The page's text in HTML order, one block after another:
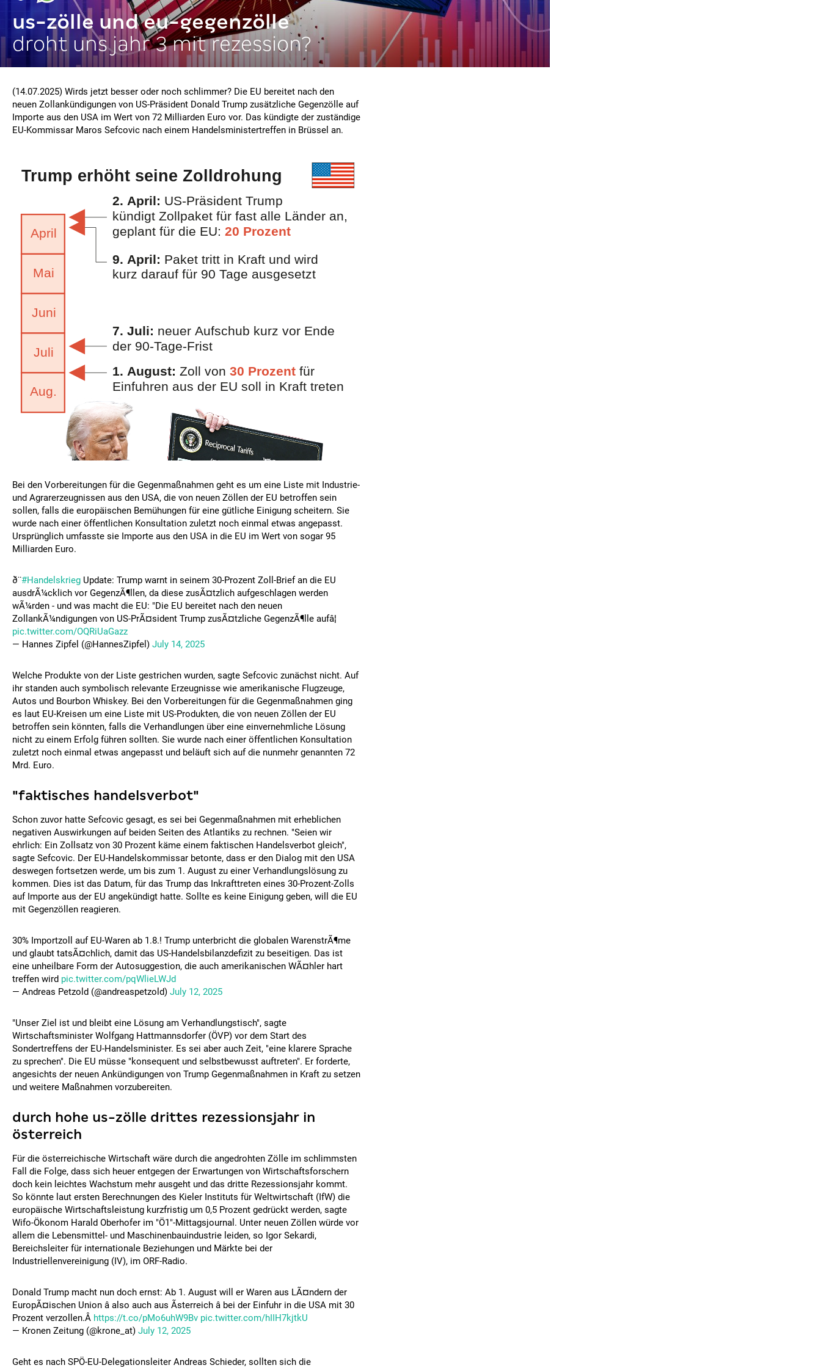
us-zölle und eu-gegenzölle
droht uns jahr 3 mit rezession?
(14.07.2025) Wirds jetzt besser oder noch schlimmer? Die EU bereitet nach den
neuen Zollankündigungen von US-Präsident Donald Trump zusätzliche Gegenzölle auf
Importe aus den USA im Wert von 72 Milliarden Euro vor. Das kündigte der zuständige
EU-Kommissar Maros Sefcovic nach einem Handelsministertreffen in Brüssel an.
Bei den Vorbereitungen für die Gegenmaßnahmen geht es um eine Liste mit Industrie-
und Agrarerzeugnissen aus den USA, die von neuen Zöllen der EU betroffen sein
sollen, falls die europäischen Bemühungen für eine gütliche Einigung scheitern. Sie
wurde nach einer öffentlichen Konsultation zuletzt noch einmal etwas angepasst.
Ursprünglich umfasste sie Importe aus den USA in die EU im Wert von sogar 95
Milliarden Euro.
ð¨#Handelskrieg Update: Trump warnt in seinem 30-Prozent Zoll-Brief an die EU
ausdrÃ¼cklich vor GegenzÃ¶llen, da diese zusÃ¤tzlich aufgeschlagen werden
wÃ¼rden - und was macht die EU: "Die EU bereitet nach den neuen
ZollankÃ¼ndigungen von US-PrÃ¤sident Trump zusÃ¤tzliche GegenzÃ¶lle aufâ¦
pic.twitter.com/OQRiUaGazz
— Hannes Zipfel (@HannesZipfel) July 14, 2025
Welche Produkte von der Liste gestrichen wurden, sagte Sefcovic zunächst nicht. Auf
ihr standen auch symbolisch relevante Erzeugnisse wie amerikanische Flugzeuge,
Autos und Bourbon Whiskey. Bei den Vorbereitungen für die Gegenmaßnahmen ging
es laut EU-Kreisen um eine Liste mit US-Produkten, die von neuen Zöllen der EU
betroffen sein könnten, falls die Verhandlungen über eine einvernehmliche Lösung
nicht zu einem Erfolg führen sollten. Sie wurde nach einer öffentlichen Konsultation
zuletzt noch einmal etwas angepasst und beläuft sich auf die nunmehr genannten 72
Mrd. Euro.
"faktisches handelsverbot"
Schon zuvor hatte Sefcovic gesagt, es sei bei Gegenmaßnahmen mit erheblichen
negativen Auswirkungen auf beiden Seiten des Atlantiks zu rechnen. "Seien wir
ehrlich: Ein Zollsatz von 30 Prozent käme einem faktischen Handelsverbot gleich",
sagte Sefcovic. Der EU-Handelskommissar betonte, dass er den Dialog mit den USA
deswegen fortsetzen werde, um bis zum 1. August zu einer Verhandlungslösung zu
kommen. Dies ist das Datum, für das Trump das Inkrafttreten eines 30-Prozent-Zolls
auf Importe aus der EU angekündigt hatte. Sollte es keine Einigung geben, will die EU
mit Gegenzöllen reagieren.
30% Importzoll auf EU-Waren ab 1.8.! Trump unterbricht die globalen WarenstrÃ¶me
und glaubt tatsÃ¤chlich, damit das US-Handelsbilanzdefizit zu beseitigen. Das ist
eine unheilbare Form der Autosuggestion, die auch amerikanischen WÃ¤hler hart
treffen wird pic.twitter.com/pqWlieLWJd
— Andreas Petzold (@andreaspetzold) July 12, 2025
"Unser Ziel ist und bleibt eine Lösung am Verhandlungstisch", sagte
Wirtschaftsminister Wolfgang Hattmannsdorfer (ÖVP) vor dem Start des
Sondertreffens der EU-Handelsminister. Es sei aber auch Zeit, "eine klarere Sprache
zu sprechen". Die EU müsse "konsequent und selbstbewusst auftreten". Er forderte,
angesichts der neuen Ankündigungen von Trump Gegenmaßnahmen in Kraft zu setzen
und weitere Maßnahmen vorzubereiten.
durch hohe us-zölle drittes rezessionsjahr in
österreich
Für die österreichische Wirtschaft wäre durch die angedrohten Zölle im schlimmsten
Fall die Folge, dass sich heuer entgegen der Erwartungen von Wirtschaftsforschern
doch kein leichtes Wachstum mehr ausgeht und das dritte Rezessionsjahr kommt.
So könnte laut ersten Berechnungen des Kieler Instituts für Weltwirtschaft (IfW) die
europäische Wirtschaftsleistung kurzfristig um 0,5 Prozent gedrückt werden, sagte
Wifo-Ökonom Harald Oberhofer im "Ö1"-Mittagsjournal. Unter neuen Zöllen würde vor
allem die Lebensmittel- und Maschinenbauindustrie leiden, so Igor Sekardi,
Bereichsleiter für internationale Beziehungen und Märkte bei der
Industriellenvereinigung (IV), im ORF-Radio.
Donald Trump macht nun doch ernst: Ab 1. August will er Waren aus LÃ¤ndern der
EuropÃ¤ischen Union â also auch aus Ãsterreich â bei der Einfuhr in die USA mit 30
Prozent verzollen.Â https://t.co/pMo6uhW9Bv pic.twitter.com/hIIH7kjtkU
— Kronen Zeitung (@krone_at) July 12, 2025
Geht es nach SPÖ-EU-Delegationsleiter Andreas Schieder, sollten sich die